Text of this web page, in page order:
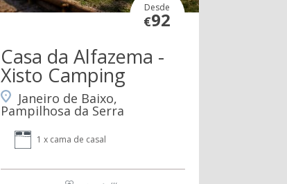
Desde
€92
Casa da Alfazema -
Xisto Camping
Janeiro de Baixo,
Pampilhosa da Serra
1 x cama de casal